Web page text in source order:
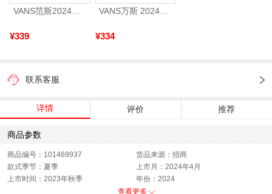
VANS范斯2024中性SK8-HiCL帆布鞋/硫化鞋VN000D5IB8C
¥339 ¥334
联系客服
详情 评价 推荐
商品参数
商品编号：101469937
货品来源：招商
款式季节：夏季
上市月：2024年4月
上市时间：2023年秋季
年份：2024
闭合方式：系带
查看更多